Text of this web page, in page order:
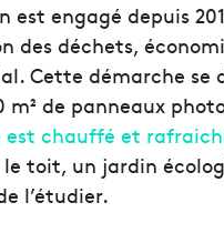
est engagé depuis
des déchets,
Cette démarche se
m² de panneaux
est chauffé et
le toit, un jardin
l’étudier.